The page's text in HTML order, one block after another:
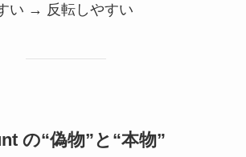
い → 反転しやすい
の“偽物”と“本物”